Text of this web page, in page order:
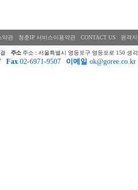
약관 청춘IP 서비스이용약관 CONTACT US 원격
주소 주소 : 서울특별시 영등포구 영등포로 150 생
Fax 02-6971-9507 이메일 ok@goree.co.kr